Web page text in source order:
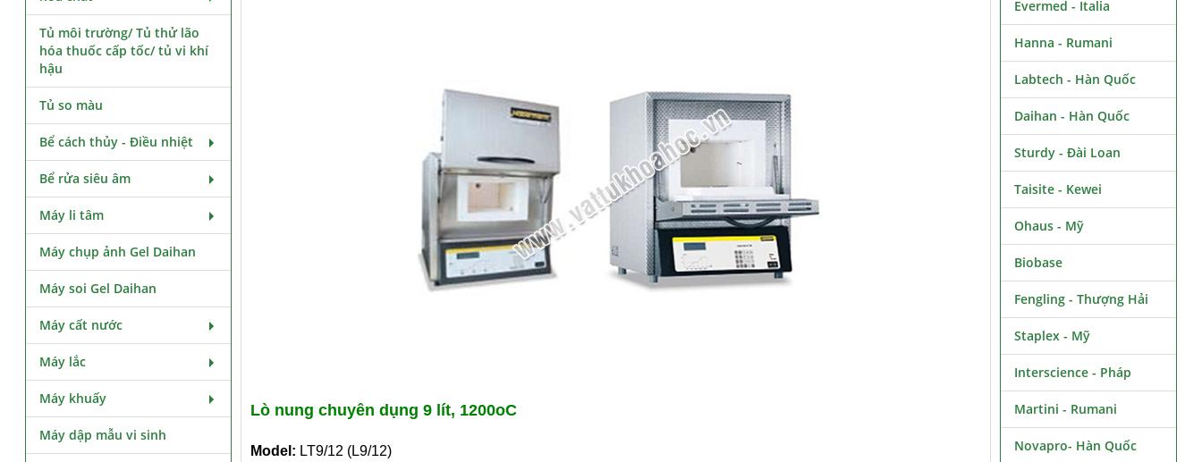
Lò nung chuyên dụng 9 lít, 1200oC
Model: LT9/12 (L9/12)
Tủ môi trường/ Tủ thử lão
hóa thuốc cấp tốc/ tủ vi khí
hậu
Tủ so màu
Bể cách thủy - Điều nhiệt
Bể rửa siêu âm
Máy li tâm
Máy chụp ảnh Gel Daihan
Máy soi Gel Daihan
Máy cất nước
Máy lắc
Máy khuấy
Máy dập mẫu vi sinh
Evermed - Italia
Hanna - Rumani
Labtech - Hàn Quốc
Daihan - Hàn Quốc
Sturdy - Đài Loan
Taisite - Kewei
Ohaus - Mỹ
Biobase
Fengling - Thượng Hải
Staplex - Mỹ
Interscience - Pháp
Martini - Rumani
Novapro- Hàn Quốc